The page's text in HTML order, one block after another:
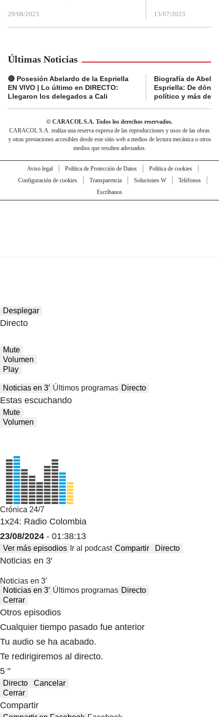
29/08/2023 13/07/2023
Últimas Noticias
🔴 Posesión Abelardo de la Espriella
EN VIVO | Lo último en DIRECTO:
Llegaron los delegados a Cali
Biografía de
Espriella: De
político y más del
© CARACOL S.A. Todos los derechos reservados.
CARACOL S.A. realiza una reserva expresa de las reproducciones y usos de las obras
y otras prestaciones accesibles desde este sitio web a medios de lectura mecánica u otros
medios que resulten adecuados.
Aviso legal Política de Protección de Datos
Política de cookies
Configuración de cookies
Transparencia Soluciones W
Teléfonos
Escríbanos
Desplegar
Directo
Mute
Volumen
Play
Noticias en 3′ Últimos programas Directo
Estas escuchando
Mute
Volumen
Crónica 24/7
1x24: Radio Colombia
23/08/2024 - 01:38:13
Ver más episodios Ir al podcast Compartir Directo
Noticias en 3′
Noticias en 3′
Noticias en 3′ Últimos programas Directo
Cerrar
Otros episodios
Cualquier tiempo pasado fue anterior
Tu audio se ha acabado.
Te redirigiremos al directo.
5 "
Directo
Cancelar
Cerrar
Compartir